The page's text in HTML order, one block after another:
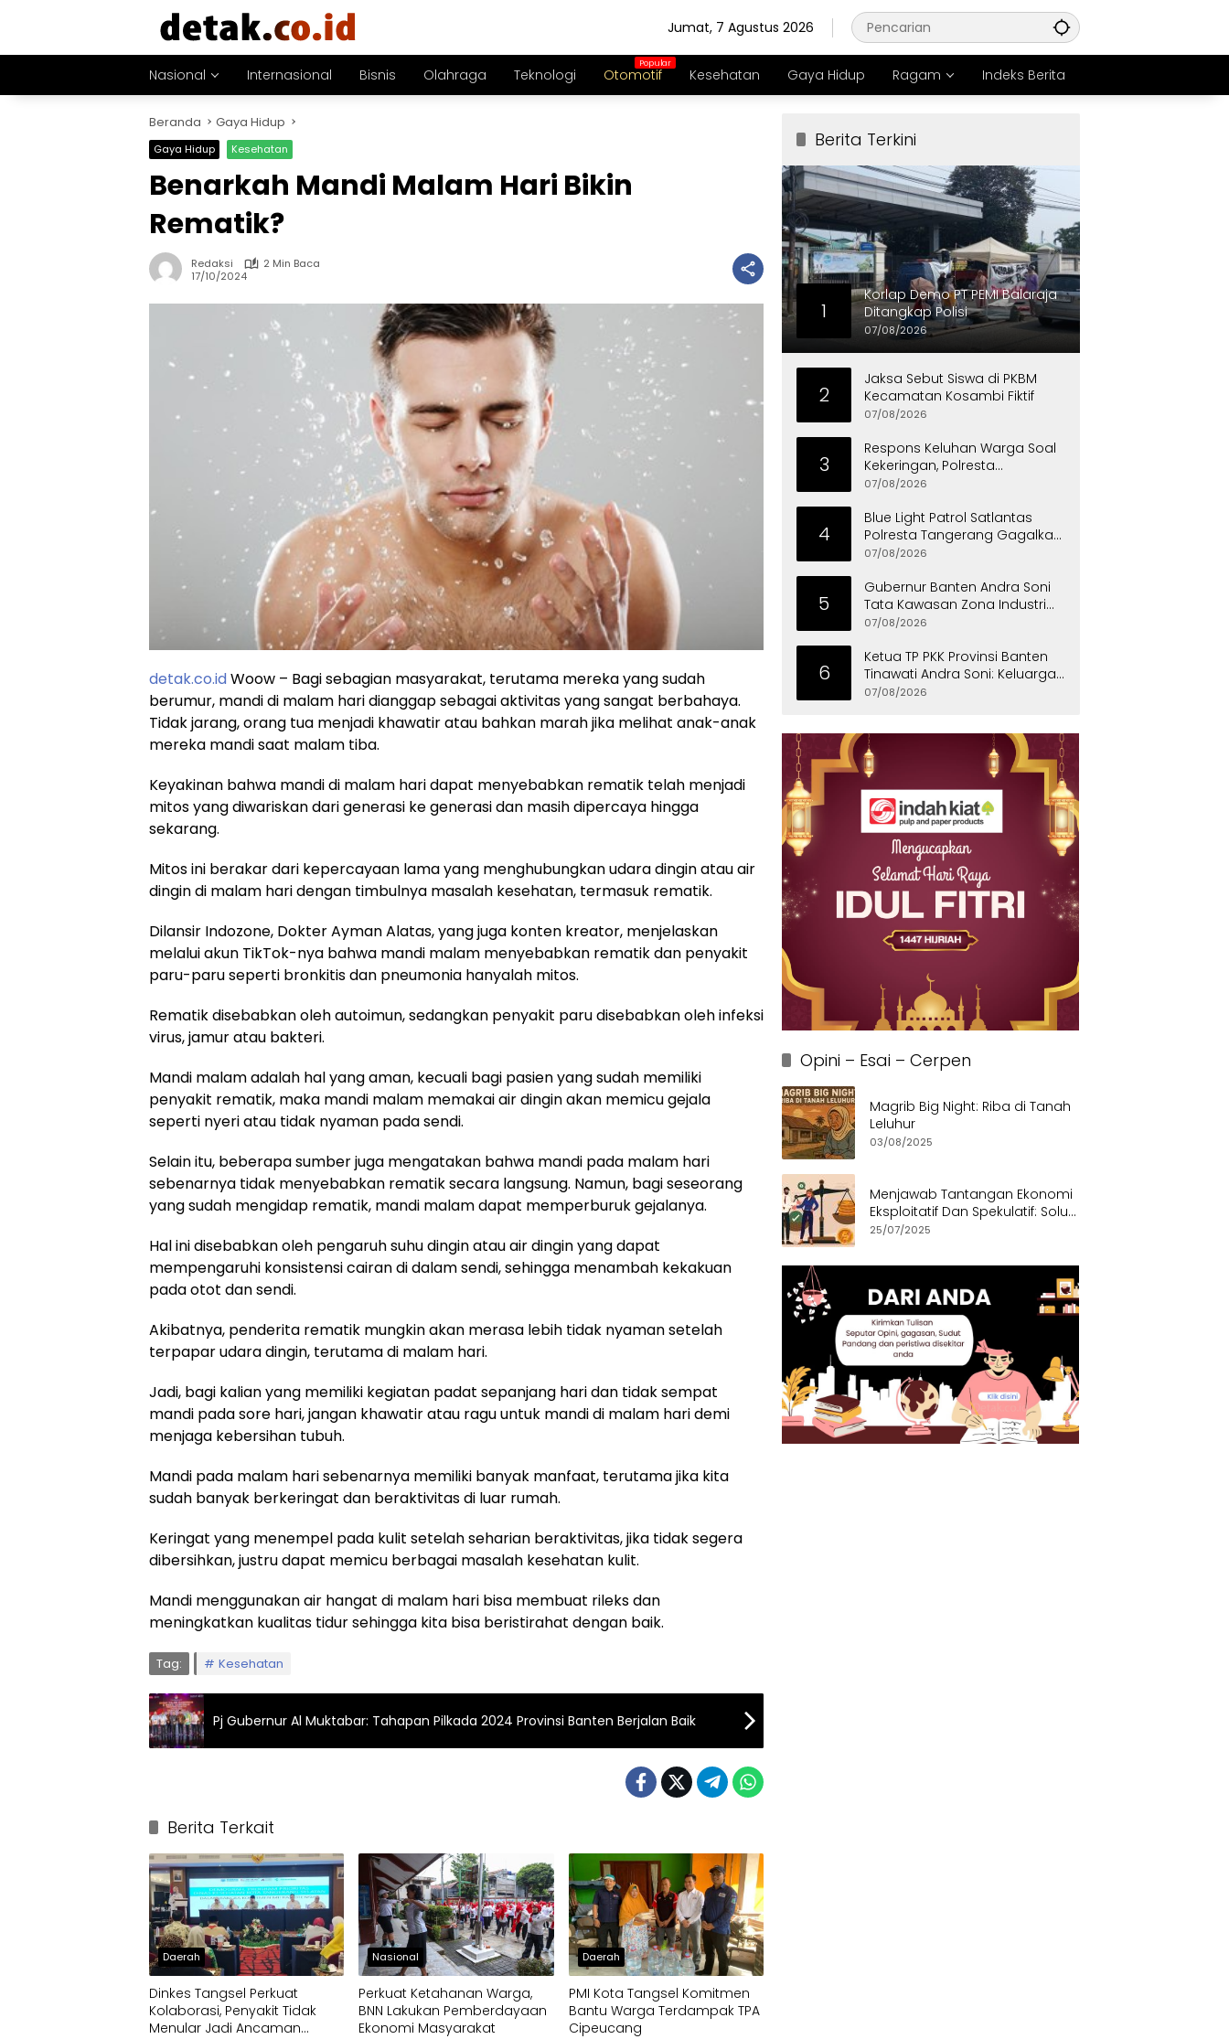
Jumat, 7 Agustus 2026
Nasional Internasional Bisnis Olahraga Teknologi Otomotif Kesehatan Gaya Hidup Ragam Indeks Berita
Beranda Gaya Hidup
Gaya Hidup Kesehatan
Benarkah Mandi Malam Hari Bikin
Rematik?
Redaksi
2 Min Baca
17/10/2024
detak.co.idWoow – Bagi sebagian masyarakat, terutama mereka yang sudah
berumur, mandi di malam hari dianggap sebagai aktivitas yang sangat berbahaya.
Tidak jarang, orang tua menjadi khawatir atau bahkan marah jika melihat anak-anak
mereka mandi saat malam tiba.
Keyakinan bahwa mandi di malam hari dapat menyebabkan rematik telah menjadi
mitos yang diwariskan dari generasi ke generasi dan masih dipercaya hingga
sekarang.
Mitos ini berakar dari kepercayaan lama yang menghubungkan udara dingin atau air
dingin di malam hari dengan timbulnya masalah kesehatan, termasuk rematik.
Dilansir Indozone, Dokter Ayman Alatas, yang juga konten kreator, menjelaskan
melalui akun TikTok-nya bahwa mandi malam menyebabkan rematik dan penyakit
paru-paru seperti bronkitis dan pneumonia hanyalah mitos.
Rematik disebabkan oleh autoimun, sedangkan penyakit paru disebabkan oleh infeksi
virus, jamur atau bakteri.
Mandi malam adalah hal yang aman, kecuali bagi pasien yang sudah memiliki
penyakit rematik, maka mandi malam memakai air dingin akan memicu gejala
seperti nyeri atau tidak nyaman pada sendi.
Selain itu, beberapa sumber juga mengatakan bahwa mandi pada malam hari
sebenarnya tidak menyebabkan rematik secara langsung. Namun, bagi seseorang
yang sudah mengidap rematik, mandi malam dapat memperburuk gejalanya.
Hal ini disebabkan oleh pengaruh suhu dingin atau air dingin yang dapat
mempengaruhi konsistensi cairan di dalam sendi, sehingga menambah kekakuan
pada otot dan sendi.
Akibatnya, penderita rematik mungkin akan merasa lebih tidak nyaman setelah
terpapar udara dingin, terutama di malam hari.
Jadi, bagi kalian yang memiliki kegiatan padat sepanjang hari dan tidak sempat
mandi pada sore hari, jangan khawatir atau ragu untuk mandi di malam hari demi
menjaga kebersihan tubuh.
Mandi pada malam hari sebenarnya memiliki banyak manfaat, terutama jika kita
sudah banyak berkeringat dan beraktivitas di luar rumah.
Keringat yang menempel pada kulit setelah seharian beraktivitas, jika tidak segera
dibersihkan, justru dapat memicu berbagai masalah kesehatan kulit.
Mandi menggunakan air hangat di malam hari bisa membuat rileks dan
meningkatkan kualitas tidur sehingga kita bisa beristirahat dengan baik.
Tag: Kesehatan
Pj Gubernur Al Muktabar: Tahapan Pilkada 2024 Provinsi Banten Berjalan Baik
Berita Terkait
Daerah
Dinkes Tangsel Perkuat
Kolaborasi, Penyakit Tidak
Menular Jadi Ancaman
Nasional
Perkuat Ketahanan Warga,
BNN Lakukan Pemberdayaan
Ekonomi Masyarakat
Daerah
PMI Kota Tangsel Komitmen
Bantu Warga Terdampak TPA
Cipeucang
Berita Terkini
1
Korlap Demo PT PEMI Balaraja
Ditangkap Polisi
07/08/2026
2
Jaksa Sebut Siswa di PKBM
Kecamatan Kosambi Fiktif
07/08/2026
3
Respons Keluhan Warga Soal
Kekeringan, Polresta
Tangerang Salurkan Bantuan
07/08/2026
4
Blue Light Patrol Satlantas
Polresta Tangerang Gagalkan
Aksi Curanmor, Dua Pria
07/08/2026
5
Gubernur Banten Andra Soni
Tata Kawasan Zona Industri
Serang Barat
07/08/2026
6
Ketua TP PKK Provinsi Banten
Tinawati Andra Soni: Keluarga
Adalah Sekolah Pertama
07/08/2026
Opini – Esai – Cerpen
Magrib Big Night: Riba di Tanah
Leluhur
03/08/2025
Menjawab Tantangan Ekonomi
Eksploitatif Dan Spekulatif: Solusi
Etis dan Berkeadilan
25/07/2025